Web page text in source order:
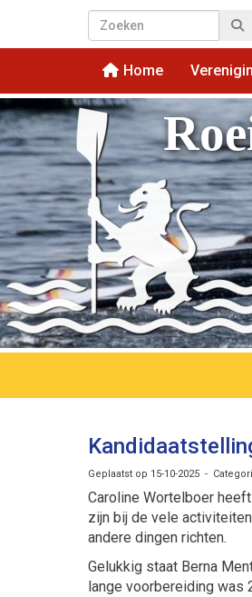
Home
Geplaatst op 15-10-2025 -
Caroline Wortelboer
zijn bij de vele
andere dingen richten.
Gelukkig staat Berna
lange voorbereiding